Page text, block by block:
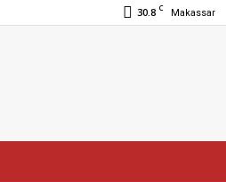
30.8 C Makassar